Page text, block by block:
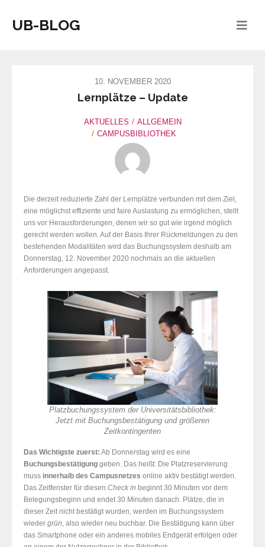
UB-BLOG
10. NOVEMBER 2020
Lernplätze – Update
AKTUELLES
ALLGEMEIN
CAMPUSBIBLIOTHEK
Die derzeit reduzierte Zahl der Lernplätze verbunden mit dem Ziel,
eine möglichst effiziente und faire Auslastung zu ermöglichen, stellt
uns vor Herausforderungen, denen wir so gut wie irgend möglich
gerecht werden wollen. Auf der Basis Ihrer Rückmeldungen zu den
bestehenden Modalitäten wird das Buchungssystem deshalb am
Donnerstag, 12. November 2020 nochmals an die aktuellen
Anforderungen angepasst.
Platzbuchungssystem der Universitätsbibliothek:
Jetzt mit Buchungsbestätigung und größeren
Zeitkontingenten
Das Wichtigste zuerst: Ab Donnerstag wird es eine
Buchungsbestätigung geben. Das heißt: Die Platzreservierung
muss innerhalb des Campusnetzes online aktiv bestätigt werden.
Das Zeitfenster für diesen Check in beginnt 30 Minuten vor dem
Belegungsbeginn und endet 30 Minuten danach. Plätze, die in
dieser Zeit nicht bestätigt wurden, werden im Buchungssystem
wieder grün, also wieder neu buchbar. Die Bestätigung kann über
das Smartphone oder ein anderes mobiles Endgerät erfolgen oder